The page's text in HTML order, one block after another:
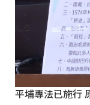
平埔專法已施行